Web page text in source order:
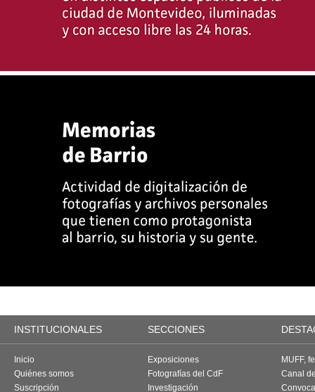
INSTITUCIONALES SECCIONES
Inicio
Quiénes somos
Suscripción
Exposiciones
Fotografías del CdF
Investigación
MUFF,
Canal